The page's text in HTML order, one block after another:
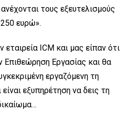
τους εξευτελισμούς
250 ευρώ».
εταιρεία ICM και μας είπαν ότι
Επιθεώρηση Εργασίας και θα
εργαζόμενη τη
εξυπηρέτηση να δεις τη